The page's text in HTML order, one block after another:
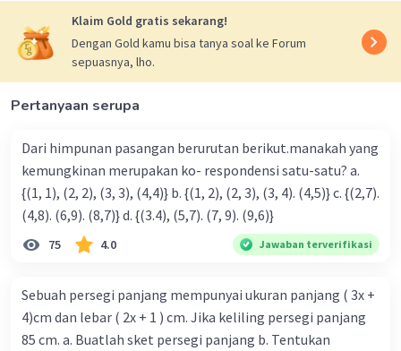
Klaim Gold gratis sekarang!
Dengan Gold kamu bisa tanya soal ke Forum
sepuasnya, lho.
Pertanyaan serupa
Dari himpunan pasangan berurutan berikut.manakah yang
kemungkinan merupakan ko- respondensi satu-satu? a.
{(1, 1), (2, 2), (3, 3), (4,4)} b. {(1, 2), (2, 3), (3, 4). (4,5)} c. {(2,7).
(4,8). (6,9). (8,7)} d. {(3.4), (5,7). (7, 9). (9,6)}
75 4.0 Jawaban terverifikasi
Sebuah persegi panjang mempunyai ukuran panjang ( 3x +
4)cm dan lebar ( 2x + 1 ) cm. Jika keliling persegi panjang
85 cm. a. Buatlah sket persegi panjang b. Tentukan